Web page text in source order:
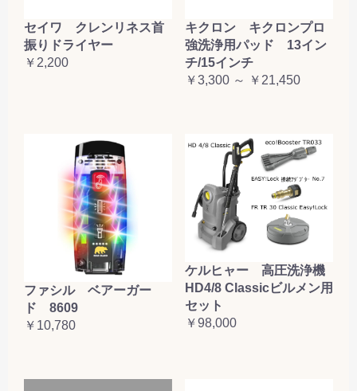
セイワ クレンリネス首
振りドライヤー
￥2,200
キクロン キクロンプロ
強洗浄用パッド 13イン
チ/15インチ
￥3,300 ～ ￥21,450
ファシル ベアーガー
ド 8609
￥10,780
ケルヒャー 高圧洗浄機
HD4/8 Classicビルメン用
セット
￥98,000